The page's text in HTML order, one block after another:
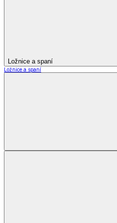
Ložnice a spaní
Ložnice a spaní